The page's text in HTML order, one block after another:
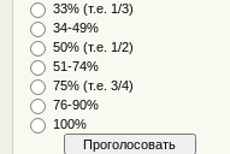
33% (т.е. 1/3)
34-49%
50% (т.е. 1/2)
51-74%
75% (т.е. 3/4)
76-90%
100%